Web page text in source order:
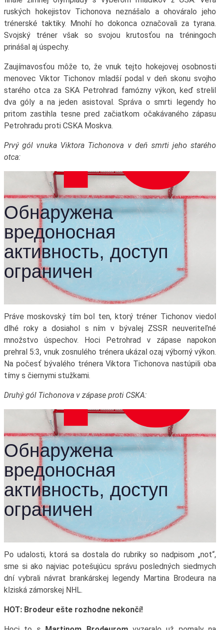
ruských hokejistov Tichonova neznášalo a ohováralo jeho
trénerské taktiky. Mnohí ho dokonca označovali za tyrana.
Svojský tréner však so svojou krutosťou na tréningoch
prinášal aj úspechy.
Zaujímavosťou môže to, že vnuk tejto hokejovej osobnosti
menovec Viktor Tichonov mladší podal v deň skonu svojho
starého otca za SKA Petrohrad famózny výkon, keď strelil
dva góly a na jeden asistoval. Správa o smrti legendy ho
pritom zastihla tesne pred začiatkom očakávaného zápasu
Petrohradu proti CSKA Moskva.
Prvý gól vnuka Viktora Tichonova v deň smrti jeho starého
otca:
Práve moskovský tím bol ten, ktorý tréner Tichonov viedol
dlhé roky a dosiahol s ním v bývalej ZSSR neuveriteľné
množstvo úspechov. Hoci Petrohrad v zápase napokon
prehral 5:3, vnuk zosnulého trénera ukázal ozaj výborný výkon.
Na počesť bývalého trénera Viktora Tichonova nastúpili oba
tímy s čiernymi stužkami.
Druhý gól Tichonova v zápase proti CSKA:
Po udalosti, ktorá sa dostala do rubriky so nadpisom „not“,
sme si ako najviac potešujúcu správu posledných siedmych
dní vybrali návrat brankárskej legendy Martina Brodeura na
klziská zámorskej NHL.
HOT: Brodeur ešte rozhodne nekončí!